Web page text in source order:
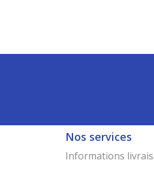
Nos services
Informations